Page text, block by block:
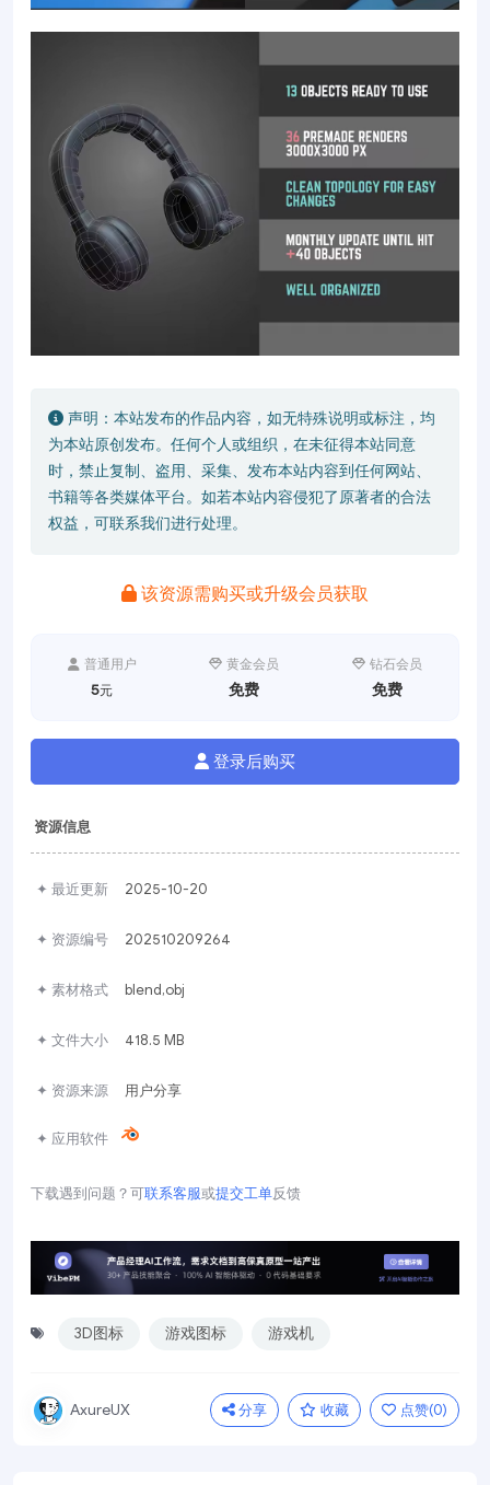
声明：本站发布的作品内容，如无特殊说明或标注，均
为本站原创发布。任何个人或组织，在未征得本站同意
时，禁止复制、盗用、采集、发布本站内容到任何网站、
书籍等各类媒体平台。如若本站内容侵犯了原著者的合法
权益，可联系我们进行处理。
该资源需购买或升级会员获取
普通用户
5元
黄金会员
免费
钻石会员
免费
登录后购买
资源信息
✦ 最近更新 2025-10-20
✦ 资源编号 202510209264
✦ 素材格式 blend,obj
✦ 文件大小 418.5 MB
✦ 资源来源 用户分享
✦ 应用软件
下载遇到问题？可联系客服或提交工单反馈
3D图标 游戏图标 游戏机
AxureUX 分享 收藏 点赞(0)